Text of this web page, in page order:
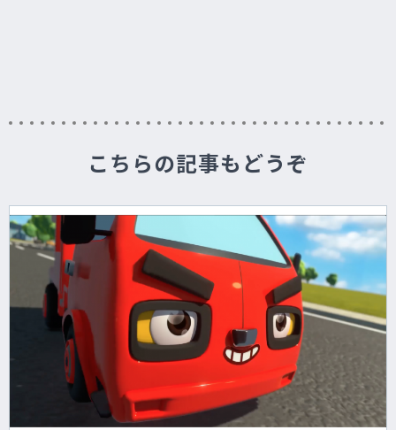
こちらの記事もどうぞ